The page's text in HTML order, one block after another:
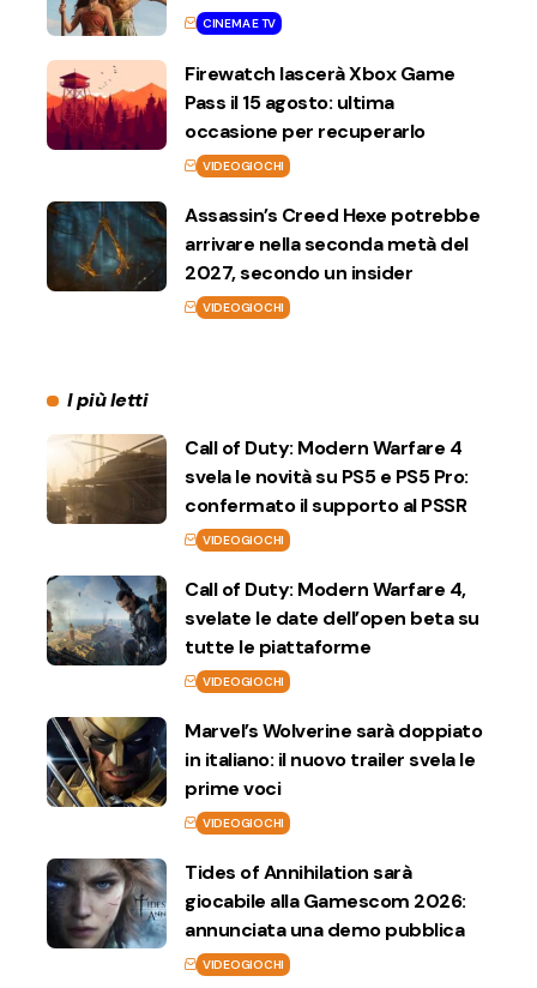
CINEMA E TV
Firewatch lascerà Xbox Game
Pass il 15 agosto: ultima
occasione per recuperarlo
VIDEOGIOCHI
Assassin’s Creed Hexe potrebbe
arrivare nella seconda metà del
2027, secondo un insider
VIDEOGIOCHI
I più letti
Call of Duty: Modern Warfare 4
svela le novità su PS5 e PS5 Pro:
confermato il supporto al PSSR
VIDEOGIOCHI
Call of Duty: Modern Warfare 4,
svelate le date dell’open beta su
tutte le piattaforme
VIDEOGIOCHI
Marvel’s Wolverine sarà doppiato
in italiano: il nuovo trailer svela le
prime voci
VIDEOGIOCHI
Tides of Annihilation sarà
giocabile alla Gamescom 2026:
annunciata una demo pubblica
VIDEOGIOCHI